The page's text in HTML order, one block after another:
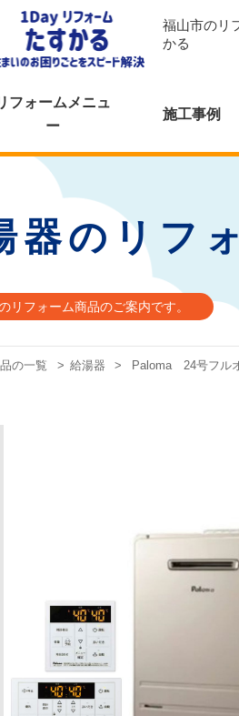
福山市のリ
かる
フォームメニュ
ー
施工事例
器のリフ
リフォーム商品のご案内です。
の一覧 > 給湯器 > Paloma 24号フル